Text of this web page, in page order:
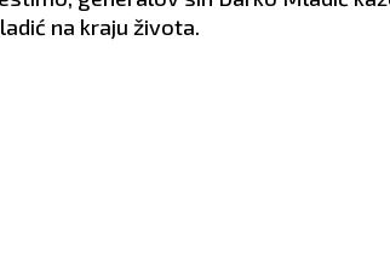
na kraju života.